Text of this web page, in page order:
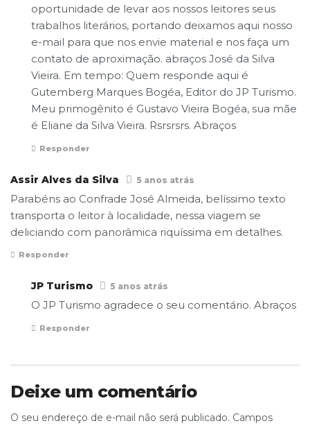
oportunidade de levar aos nossos leitores seus
trabalhos literários, portando deixamos aqui nosso
e-mail para que nos envie material e nos faça um
contato de aproximação. abraços José da Silva
Vieira. Em tempo: Quem responde aqui é
Gutemberg Marques Bogéa, Editor do JP Turismo.
Meu primogênito é Gustavo Vieira Bogéa, sua mãe
é Eliane da Silva Vieira. Rsrsrsrs. Abraços
Responder
Assir Alves da Silva 5 anos atrás
Parabéns ao Confrade José Almeida, belíssimo texto
transporta o leitor à localidade, nessa viagem se
deliciando com panorâmica riquíssima em detalhes.
Responder
JP Turismo 5 anos atrás
O JP Turismo agradece o seu comentário. Abraços
Responder
Deixe um comentário
O seu endereço de e-mail não será publicado. Campos